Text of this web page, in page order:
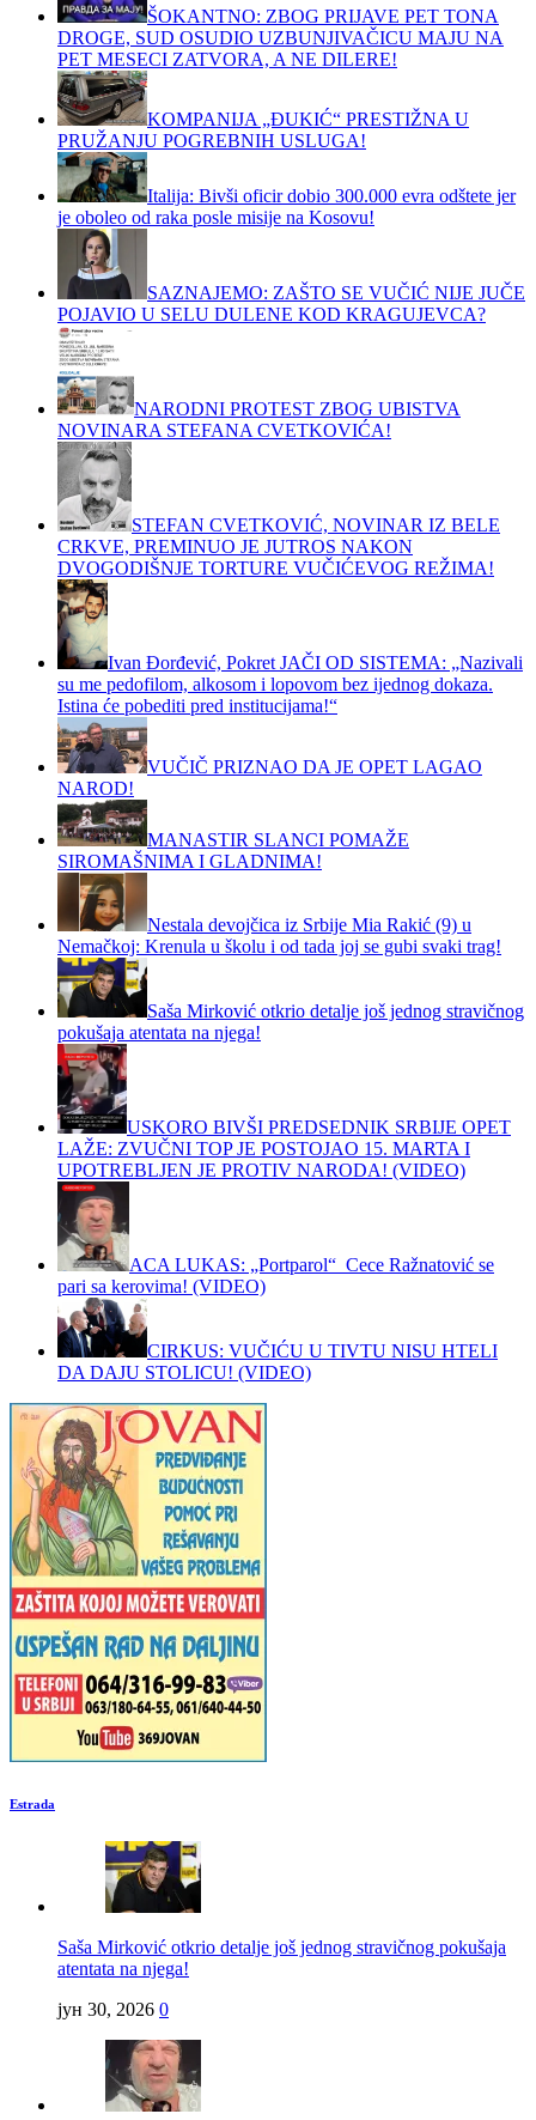
ŠOKANTNO: ZBOG PRIJAVE PET TONA
DROGE, SUD OSUDIO UZBUNJIVAČICU MAJU NA
PET MESECI ZATVORA, A NE DILERE!
KOMPANIJA „ĐUKIĆ“ PRESTIŽNA U
PRUŽANJU POGREBNIH USLUGA!
Italija: Bivši oficir dobio 300.000 evra odštete jer
je oboleo od raka posle misije na Kosovu!
SAZNAJEMO: ZAŠTO SE VUČIĆ NIJE JUČE
POJAVIO U SELU DULENE KOD KRAGUJEVCA?
NARODNI PROTEST ZBOG UBISTVA
NOVINARA STEFANA CVETKOVIĆA!
STEFAN CVETKOVIĆ, NOVINAR IZ BELE
CRKVE, PREMINUO JE JUTROS NAKON
DVOGODIŠNJE TORTURE VUČIĆEVOG REŽIMA!
Ivan Đorđević, Pokret JAČI OD SISTEMA: „Nazivali
su me pedofilom, alkosom i lopovom bez ijednog dokaza.
Istina će pobediti pred institucijama!“
VUČIČ PRIZNAO DA JE OPET LAGAO
NAROD!
MANASTIR SLANCI POMAŽE
SIROMAŠNIMA I GLADNIMA!
Nestala devojčica iz Srbije Mia Rakić (9) u
Nemačkoj: Krenula u školu i od tada joj se gubi svaki trag!
Saša Mirković otkrio detalje još jednog stravičnog
pokušaja atentata na njega!
USKORO BIVŠI PREDSEDNIK SRBIJE OPET
LAŽE: ZVUČNI TOP JE POSTOJAO 15. MARTA I
UPOTREBLJEN JE PROTIV NARODA! (VIDEO)
ACA LUKAS: „Portparol“ Cece Ražnatović se
pari sa kerovima! (VIDEO)
CIRKUS: VUČIĆU U TIVTU NISU HTELI
DA DAJU STOLICU! (VIDEO)
Estrada
Saša Mirković otkrio detalje još jednog stravičnog pokušaja
atentata na njega!
јун 30, 2026 0